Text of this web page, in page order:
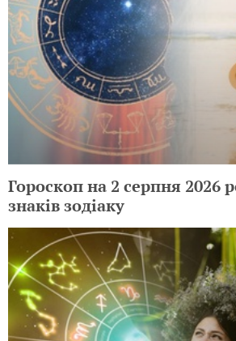
Гороскоп на 2 серпня 2026
знаків зодіаку